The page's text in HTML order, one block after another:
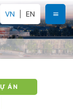
VN EN
ÁN